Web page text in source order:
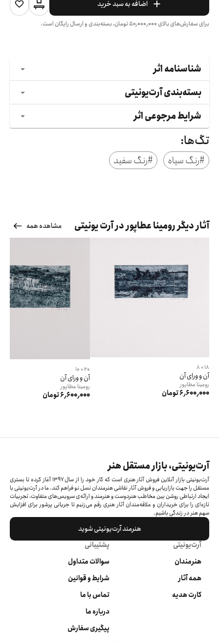
اضافه به سبد خرید
برای سفارش‌های بالای ۵۰٬۰۰۰٬۰۰۰تومان، بسته‌بندی و ارسال رایگان است.
شناسنامه اثر
بسته‌بندی آرت‌یونیتی
شرایط مرجوعی اثر
تگ‌ها:
#رنگ سیاه #رنگ سفید
آثار دیگر رومینا عطاپور در آرت یونیتی مشاهده همه
18 × 8
آن و ورای آن
رومیناعطاپور
6٬600٬000 تومان
20 × 10
آن و ورای آن
رومیناعطاپور
6٬600٬000 تومان
آرت‌یونیتی، بازار مستقل هنر
آرت‌یونیتی بازار آنلاین فروش آثار هنری است که کار خود را از سال ۱۳۹۷ آغاز کرده‌ تا بستری
مستقل را جهت بازاریابی و فروش آثار نقاشی هنرمندان نسل نو فراهم کند. ما در آرت‌یونیتی با
ایجاد ارتباطی روشن بین مخاطب هنردوست و هنرمند و ارائه‌ی سرویس‌های متفاوت، تجربیات
تازه‌ای را برای خریداران و علاقه‌مندان آثار هنری رقم می‌زنیم تا جریانی پرشور برای افزایش
سهم هنر در زندگی باشیم.
هنرمند آرت‌یونیتی شوید
آرت‌یونیتی
هنرمندان
همه آثار
کارت هدیه
پشتیبانی
سوالات متداول
شرایط و قوانین
تماس با ما
درباره ما
پیگیری سفارش